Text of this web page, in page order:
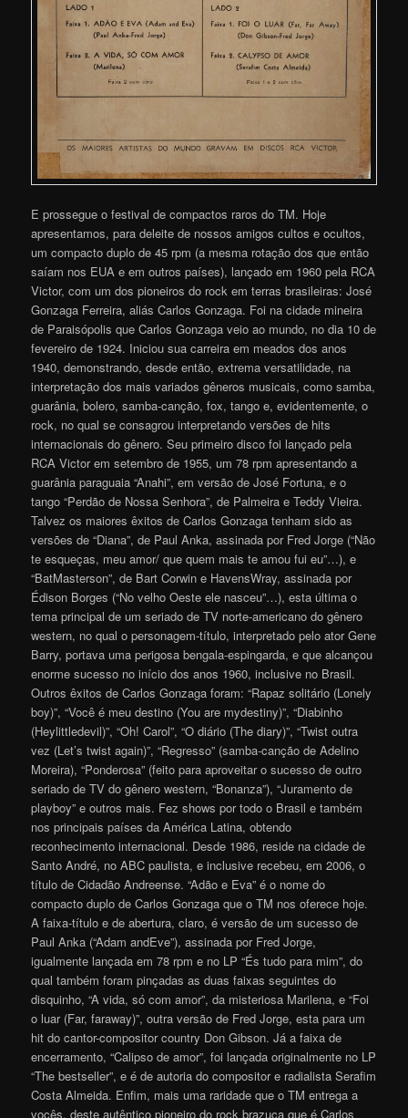
E prossegue o festival de compactos raros do TM. Hoje
apresentamos, para deleite de nossos amigos cultos e ocultos,
um compacto duplo de 45 rpm (a mesma rotação dos que então
saíam nos EUA e em outros países), lançado em 1960 pela RCA
Victor, com um dos pioneiros do rock em terras brasileiras: José
Gonzaga Ferreira, aliás Carlos Gonzaga. Foi na cidade mineira
de Paraisópolis que Carlos Gonzaga veio ao mundo, no dia 10 de
fevereiro de 1924. Iniciou sua carreira em meados dos anos
1940, demonstrando, desde então, extrema versatilidade, na
interpretação dos mais variados gêneros musicais, como samba,
guarânia, bolero, samba-canção, fox, tango e, evidentemente, o
rock, no qual se consagrou interpretando versões de hits
internacionais do gênero. Seu primeiro disco foi lançado pela
RCA Victor em setembro de 1955, um 78 rpm apresentando a
guarânia paraguaia “Anahi”, em versão de José Fortuna, e o
tango “Perdão de Nossa Senhora”, de Palmeira e Teddy Vieira.
Talvez os maiores êxitos de Carlos Gonzaga tenham sido as
versões de “Diana”, de Paul Anka, assinada por Fred Jorge (“Não
te esqueças, meu amor/ que quem mais te amou fui eu”…), e
“BatMasterson”, de Bart Corwin e HavensWray, assinada por
Édison Borges (“No velho Oeste ele nasceu”…), esta última o
tema principal de um seriado de TV norte-americano do gênero
western, no qual o personagem-título, interpretado pelo ator Gene
Barry, portava uma perigosa bengala-espingarda, e que alcançou
enorme sucesso no início dos anos 1960, inclusive no Brasil.
Outros êxitos de Carlos Gonzaga foram: “Rapaz solitário (Lonely
boy)”, “Você é meu destino (You are mydestiny)”, “Diabinho
(Heylittledevil)”, “Oh! Carol”, “O diário (The diary)”, “Twist outra
vez (Let’s twist again)”, “Regresso” (samba-canção de Adelino
Moreira), “Ponderosa” (feito para aproveitar o sucesso de outro
seriado de TV do gênero western, “Bonanza”), “Juramento de
playboy” e outros mais. Fez shows por todo o Brasil e também
nos principais países da América Latina, obtendo
reconhecimento internacional. Desde 1986, reside na cidade de
Santo André, no ABC paulista, e inclusive recebeu, em 2006, o
título de Cidadão Andreense. “Adão e Eva” é o nome do
compacto duplo de Carlos Gonzaga que o TM nos oferece hoje.
A faixa-título e de abertura, claro, é versão de um sucesso de
Paul Anka (“Adam andEve”), assinada por Fred Jorge,
igualmente lançada em 78 rpm e no LP “És tudo para mim”, do
qual também foram pinçadas as duas faixas seguintes do
disquinho, “A vida, só com amor”, da misteriosa Marilena, e “Foi
o luar (Far, faraway)”, outra versão de Fred Jorge, esta para um
hit do cantor-compositor country Don Gibson. Já a faixa de
encerramento, “Calipso de amor”, foi lançada originalmente no LP
“The bestseller”, e é de autoria do compositor e radialista Serafim
Costa Almeida. Enfim, mais uma raridade que o TM entrega a
vocês, deste autêntico pioneiro do rock brazuca que é Carlos